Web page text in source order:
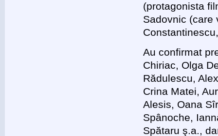
(protagonista
Sadovnic (care
Au confirmat
Chiriac, Olga
Rădulescu,
Crina Matei,
Alesis, Oana
Spânoche,
Spătaru ş.a.,